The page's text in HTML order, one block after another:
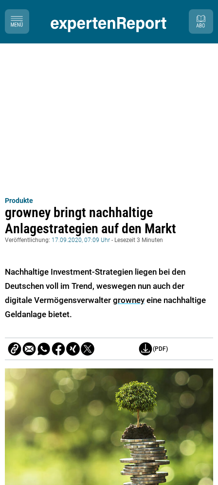
Produkte
growney bringt nachhaltige
Anlagestrategien auf den Markt
Veröffentlichung: 17.09.2020, 07:09 Uhr - Lesezeit 3 Minuten
Nachhaltige Investment-Strategien liegen bei den
Deutschen voll im Trend, weswegen nun auch der
digitale Vermögensverwalter growney eine nachhaltige
Geldanlage bietet.
(PDF)